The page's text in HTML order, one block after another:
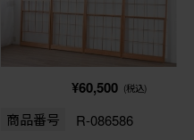
¥60,500 (税込)
商品番号 R-086586